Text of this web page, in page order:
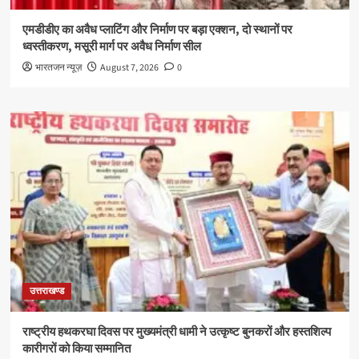
एमडीडीए का अवैध प्लाटिंग और निर्माण पर बड़ा एक्शन, दो स्थानों पर
ध्वस्तीकरण, मसूरी मार्ग पर अवैध निर्माण सील
भारतजन न्यूज़ August 7, 2026 0
उत्तराखण्ड
राष्ट्रीय हथकरघा दिवस पर मुख्यमंत्री धामी ने उत्कृष्ट बुनकरों और हस्तशिल्प
कारीगरों को किया सम्मानित